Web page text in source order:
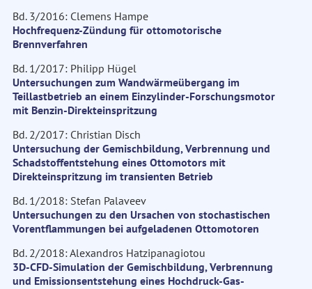
Bd. 3/2016: Clemens Hampe
Hochfrequenz-Zündung für ottomotorische
Brennverfahren
Bd. 1/2017: Philipp Hügel
Untersuchungen zum Wandwärmeübergang im
Teillastbetrieb an einem Einzylinder-Forschungsmotor
mit Benzin-Direkteinspritzung
Bd. 2/2017: Christian Disch
Untersuchung der Gemischbildung, Verbrennung und
Schadstoffentstehung eines Ottomotors mit
Direkteinspritzung im transienten Betrieb
Bd. 1/2018: Stefan Palaveev
Untersuchungen zu den Ursachen von stochastischen
Vorentflammungen bei aufgeladenen Ottomotoren
Bd. 2/2018: Alexandros Hatzipanagiotou
3D-CFD-Simulation der Gemischbildung, Verbrennung
und Emissionsentstehung eines Hochdruck-Gas-